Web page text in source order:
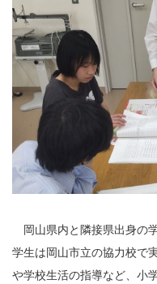
岡山県内と隣接県出身の
学生は岡山市立の協力校で
や学校生活の指導など、小